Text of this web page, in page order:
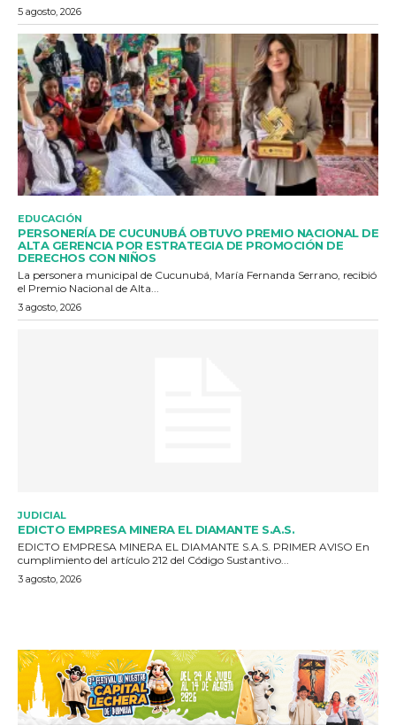
5 agosto, 2026
EDUCACIÓN
PERSONERÍA DE CUCUNUBÁ OBTUVO PREMIO NACIONAL DE
ALTA GERENCIA POR ESTRATEGIA DE PROMOCIÓN DE
DERECHOS CON NIÑOS
La personera municipal de Cucunubá, María Fernanda Serrano, recibió
el Premio Nacional de Alta...
3 agosto, 2026
JUDICIAL
EDICTO EMPRESA MINERA EL DIAMANTE S.A.S.
EDICTO EMPRESA MINERA EL DIAMANTE S.A.S. PRIMER AVISO En
cumplimiento del artículo 212 del Código Sustantivo...
3 agosto, 2026